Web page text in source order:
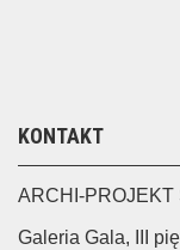
KONTAKT
ARCHI-PROJEKT
Galeria Gala, III